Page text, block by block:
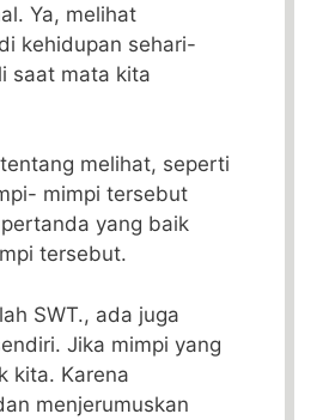
Ya, melihat
kehidupan sehari-
saat mata kita
melihat, seperti
mimpi tersebut
yang baik
tersebut.
SWT., ada juga
Jika mimpi yang
kita. Karena
menjerumuskan